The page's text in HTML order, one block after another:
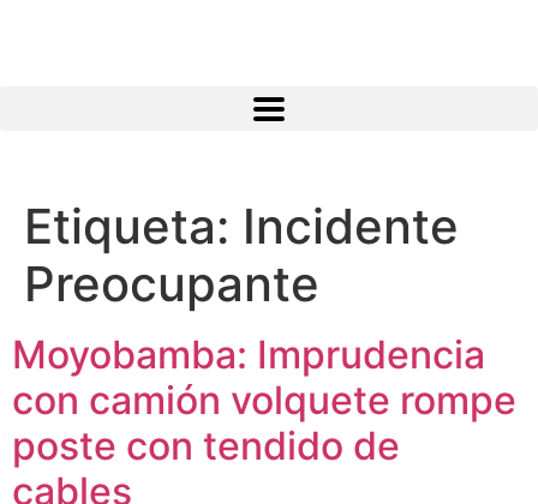
Atractivos
Moyobamba, está lleno de atractivos sorprendentes,
¡Descúbrelos!
Etiqueta: Incidente
Preocupante
Moyobamba: Imprudencia
con camión volquete rompe
poste con tendido de
cables